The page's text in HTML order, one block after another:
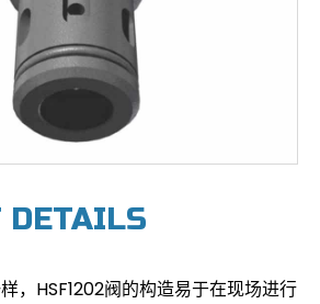
DETAILS
，HSF1202阀的构造易于在现场进行